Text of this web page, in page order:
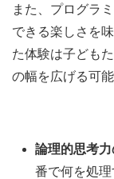
また、プログラ
できる楽しさを
た体験は子ども
の幅を広げる可
論理的思考
番で何を処理